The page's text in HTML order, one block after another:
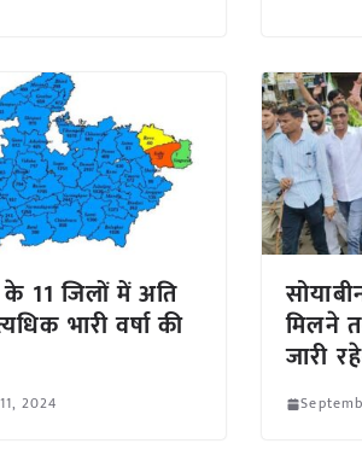
11 जिलों में अति
भारी वर्षा की
2024
मिलने
जारी